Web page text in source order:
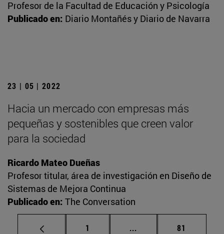
Profesor de la Facultad de Educación y Psicología
Publicado en: Diario Montañés y Diario de Navarra
23 | 05 | 2022
Hacia un mercado con empresas más
pequeñas y sostenibles que creen valor
para la sociedad
Ricardo Mateo Dueñas
Profesor titular, área de investigación en Diseño de
Sistemas de Mejora Continua
Publicado en: The Conversation
Página
1 ... Páginas intermedias
Página
81